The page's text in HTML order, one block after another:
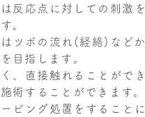
反応点に対しての刺激
。
ツボの流れ(経絡)など
目指します。
、直接触れることがで
術することができます。
ピング処置をすること